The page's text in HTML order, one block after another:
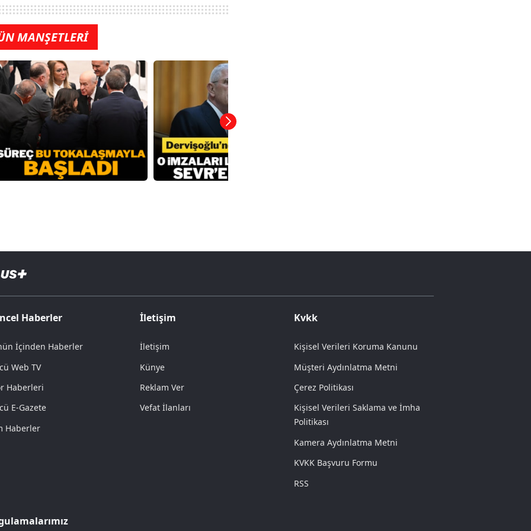
MANŞETLERİ
Haberler
İçinden Haberler
Web TV
Haberleri
E-Gazete
Haberler
İletişim
İletişim
Künye
Reklam Ver
Vefat İlanları
Kvkk
Kişisel Verileri Koruma Kanunu
Müşteri Aydınlatma Metni
Çerez Politikası
Kişisel Verileri Saklama ve İmha
Politikası
Kamera Aydınlatma Metni
KVKK Başvuru Formu
RSS